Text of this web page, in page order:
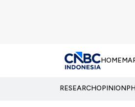
HOME
RESEARCHOPINION